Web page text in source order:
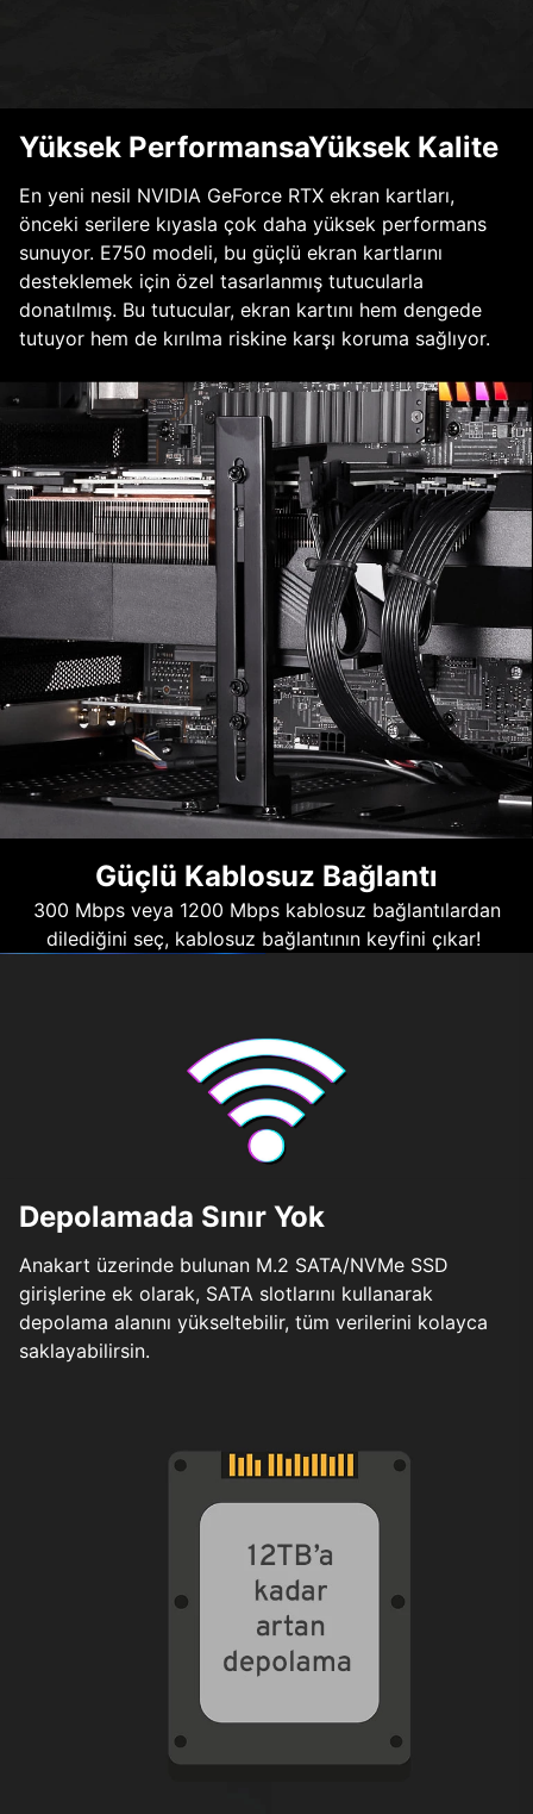
Yüksek PerformansaYüksek Kalite
En yeni nesil NVIDIA GeForce RTX ekran kartları,
önceki serilere kıyasla çok daha yüksek performans
sunuyor. E750 modeli, bu güçlü ekran kartlarını
desteklemek için özel tasarlanmış tutucularla
donatılmış. Bu tutucular, ekran kartını hem dengede
tutuyor hem de kırılma riskine karşı koruma sağlıyor.
Güçlü Kablosuz Bağlantı
300 Mbps veya 1200 Mbps kablosuz bağlantılardan
dilediğini seç, kablosuz bağlantının keyfini çıkar!
Depolamada Sınır Yok
Anakart üzerinde bulunan M.2 SATA/NVMe SSD
girişlerine ek olarak, SATA slotlarını kullanarak
depolama alanını yükseltebilir, tüm verilerini kolayca
saklayabilirsin.